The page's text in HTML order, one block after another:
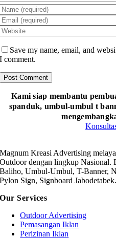
Save my name, email, and
I comment.
Kami siap membantu
spanduk, umbul-umbul t
Magnum Kreasi Advertising
Outdoor dengan lingkup Nasional.
Baliho, Umbul-Umbul, T-Banner,
Pylon Sign, Signboard Jabodetabek.
Our Services
Outdoor Advertising
Pemasangan Iklan
Perizinan Iklan